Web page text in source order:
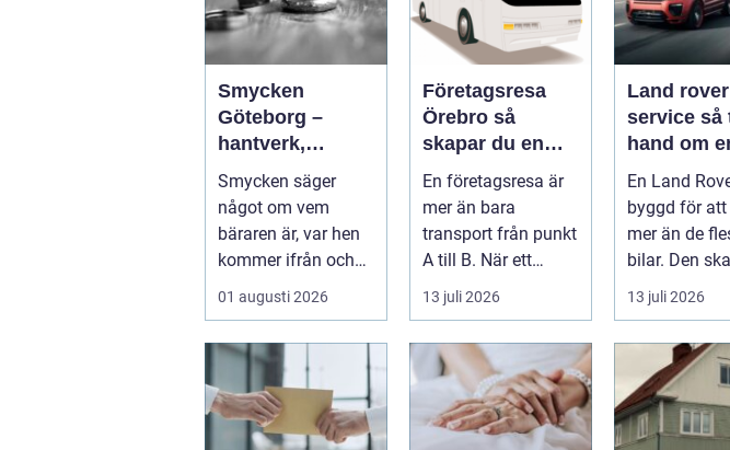
Smycken
Göteborg –
hantverk,
historia och
personligt
uttryck
Smycken säger
något om vem
bäraren är, var hen
kommer ifrån och
vad som &...
01 augusti 2026
Företagsresa
Örebro så
skapar du en
effektiv och
minnesvärd resa
En företagsresa är
mer än bara
transport från punkt
A till B. När ett
företag planerar en
resa för m...
13 juli 2026
Land rover
service så tar du
hand om
modern
klassiker
En Land
byggd för
mer än de
bilar. Den
motorväg,
stadstrafik,
13 juli 2026